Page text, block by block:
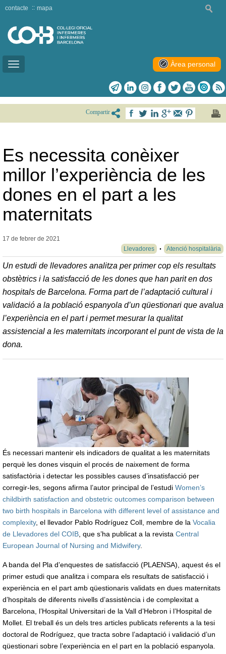
Toggle
contacte mapa
Àrea personal
Compartir
Es necessita conèixer
millor l’experiència de les
dones en el part a les
maternitats
17 de febrer de 2021
Llevadores
Atenció hospitalària
Un estudi de llevadores analitza per primer cop els resultats
obstètrics i la satisfacció de les dones que han parit en dos
hospitals de Barcelona. Forma part de l’adaptació cultural i
validació a la població espanyola d’un qüestionari que avalua
l’experiència en el part i permet mesurar la qualitat
assistencial a les maternitats incorporant el punt de vista de la
dona.
És necessari mantenir els indicadors de qualitat a les maternitats
perquè les dones visquin el procés de naixement de forma
satisfactòria i detectar les possibles causes d’insatisfacció per
corregir-les, segons afirma l’autor principal de l’estudi Women’s
childbirth satisfaction and obstetric outcomes comparison between
two birth hospitals in Barcelona with different level of assistance and
complexity, el llevador Pablo Rodríguez Coll, membre de la Vocalia
de Llevadores del COIB, que s’ha publicat a la revista Central
European Journal of Nursing and Midwifery.
A banda del Pla d’enquestes de satisfacció (PLAENSA), aquest és el
primer estudi que analitza i compara els resultats de satisfacció i
experiència en el part amb qüestionaris validats en dues maternitats
d’hospitals de diferents nivells d’assistència i de complexitat a
Barcelona, l’Hospital Universitari de la Vall d’Hebron i l’Hospital de
Mollet. El treball és un dels tres articles publicats referents a la tesi
doctoral de Rodríguez, que tracta sobre l’adaptació i validació d’un
qüestionari sobre l’experiència en el part en la població espanyola.